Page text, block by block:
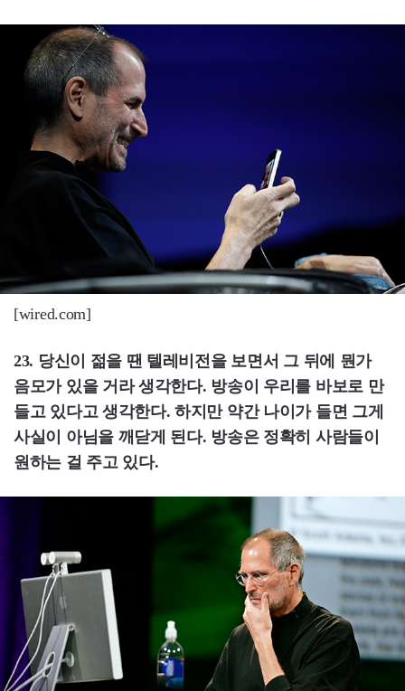
[wired.com]
23. 당신이 젊을 땐 텔레비전을 보면서 그 뒤에 뭔가
음모가 있을 거라 생각한다. 방송이 우리를 바보로 만
들고 있다고 생각한다. 하지만 약간 나이가 들면 그게
사실이 아님을 깨닫게 된다. 방송은 정확히 사람들이
원하는 걸 주고 있다.